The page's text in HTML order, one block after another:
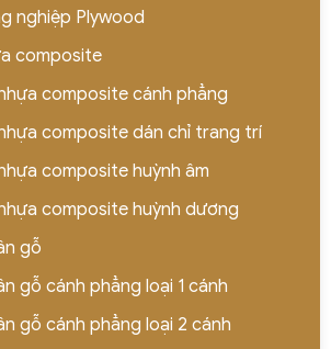
nghiệp Plywood
composite
composite cánh phẳng
composite dán chỉ trang trí
composite huỳnh âm
composite huỳnh dương
gỗ
gỗ cánh phẳng loại 1 cánh
gỗ cánh phẳng loại 2 cánh